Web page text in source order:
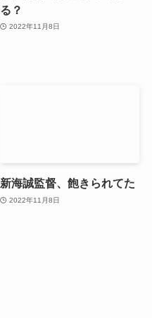
る？
2022年11月8日
新海誠監督、飽きられてた
2022年11月8日